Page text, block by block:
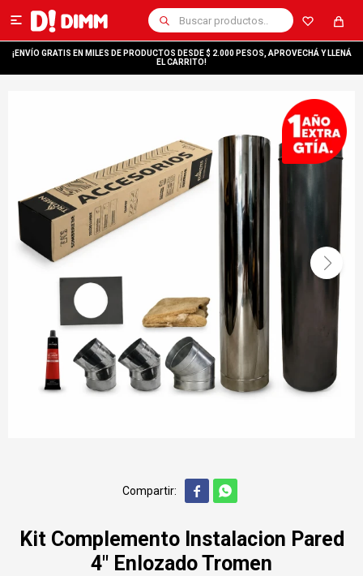

¡ENVÍO GRATIS EN MILES DE PRODUCTOS DESDE $ 2.000 PESOS, APROVECHÁ Y LLENÁ
EL CARRITO!
 
Kit Complemento Instalacion Pared
4" Enlozado Tromen